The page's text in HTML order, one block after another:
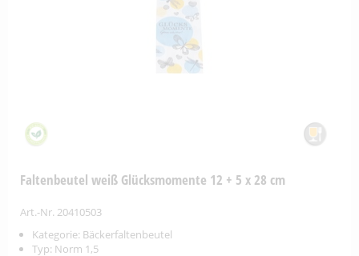
Faltenbeutel weiß Glücksmomente 12 + 5 x 28 cm
Art.-Nr. 20410503
Kategorie: Bäckerfaltenbeutel
Typ: Norm 1,5